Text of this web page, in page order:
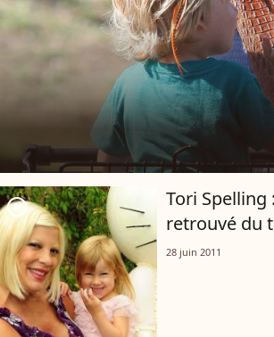
player2
Tori
retrouvé du
28 juin 2011